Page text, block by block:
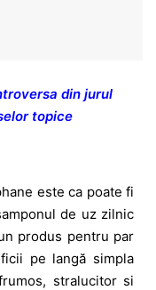
din jurul
topice
este ca poate fi
de uz zilnic
produs pentru par
pe langă simpla
stralucitor si